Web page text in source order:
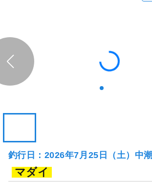
釣行日：2026年7月25日（土）中潮
マダイ